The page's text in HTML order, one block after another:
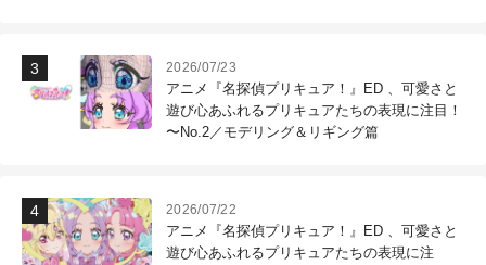
2026/07/23
アニメ『名探偵プリキュア！』ED 、可愛さと
遊び心あふれるプリキュアたちの表現に注目！
〜No.2／モデリング＆リギング篇
2026/07/22
アニメ『名探偵プリキュア！』ED 、可愛さと
遊び心あふれるプリキュアたちの表現に注